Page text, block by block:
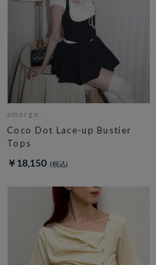
amerge.
Coco Dot Lace-up Bustier
Tops
￥18,150